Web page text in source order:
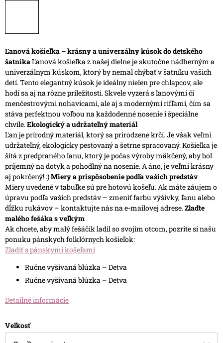
Ľanová košieľka – krásny a univerzálny kúsok do detského
šatníkaĽanová košieľka z našej dielne je skutočne nádherným a
univerzálnym kúskom, ktorý by nemal chýbať v šatníku vašich
detí. Tento elegantný kúsok je ideálny nielen pre chlapcov, ale
hodí sa aj na rôzne príležitosti. Skvele vyzerá s ľanovými či
menčestrovými nohavicami, ale aj s modernými rifľami, čím sa
stáva perfektnou voľbou na každodenné nosenie i špeciálne
chvíle.Ekologický a udržateľný materiál
Ľan je prírodný materiál, ktorý sa prirodzene krčí. Je však veľmi
udržateľný, ekologicky pestovaný a šetrne spracovaný. Košieľka je
šitá z predpraného ľanu, ktorý je počas výroby mäkčený, aby bol
príjemný na dotyk a pohodlný na nosenie. A áno, je veľmi krásny
aj pokrčený! :)Miery a prispôsobenie podľa vašich predstáv
Miery uvedené v tabuľke sú pre hotovú košeľu. Ak máte záujem o
úpravu podľa vašich predstáv – zmeniť farbu výšivky, ľanu alebo
dĺžku rukávov – kontaktujte nás na e-mailovej adrese.Zlaďte
malého fešáka s veľkým
Ak chcete, aby malý fešáčik ladil so svojím otcom, pozrite si našu
ponuku pánskych folklórnych košieľok:
Zladiť s pánskymi košeľami
Ručne vyšívaná blúzka – Detva
Ručne vyšívaná blúzka – Detva
Detailné informácie
Veľkosť